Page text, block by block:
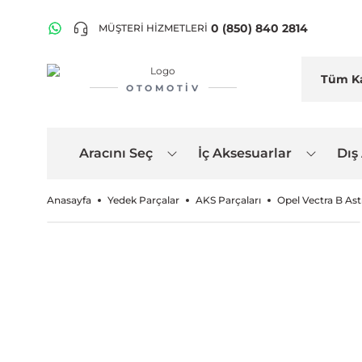
MÜŞTERİ HİZMETLERİ 0 (850) 840 2814
OTOMOTIV
Aracını Seç İç Aksesuarlar
Anasayfa Yedek Parçalar AKS Parçaları Opel Vectra B